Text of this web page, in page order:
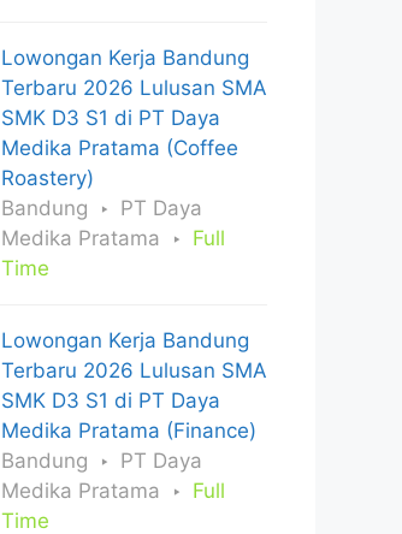
Lowongan Kerja Bandung
Terbaru 2026 Lulusan SMA
SMK D3 S1 di PT Daya
Medika Pratama (Coffee
Roastery)
Bandung
PT Daya
Medika Pratama
Full
Time
Lowongan Kerja Bandung
Terbaru 2026 Lulusan SMA
SMK D3 S1 di PT Daya
Medika Pratama (Finance)
Bandung
PT Daya
Medika Pratama
Full
Time